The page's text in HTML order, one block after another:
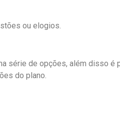
ou elogios.
série de opções, além disso é
do plano.